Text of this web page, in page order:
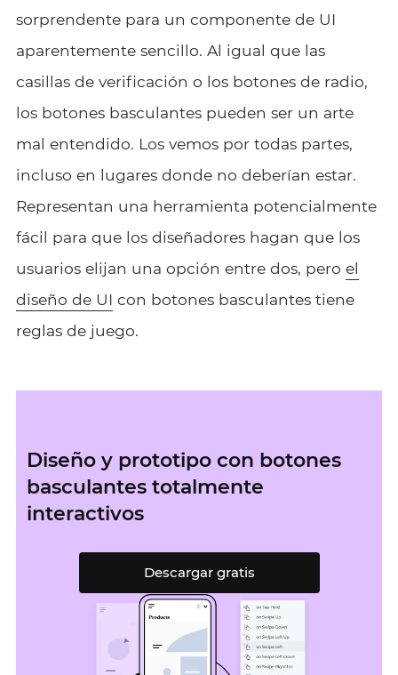
sorprendente para un componente de UI
aparentemente sencillo. Al igual que las
casillas de verificación o los botones de radio,
los botones basculantes pueden ser un arte
mal entendido. Los vemos por todas partes,
incluso en lugares donde no deberían estar.
Representan una herramienta potencialmente
fácil para que los diseñadores hagan que los
usuarios elijan una opción entre dos, pero el
diseño de UI con botones basculantes tiene
reglas de juego.
Diseño y prototipo con botones
basculantes totalmente
interactivos
Descargar gratis